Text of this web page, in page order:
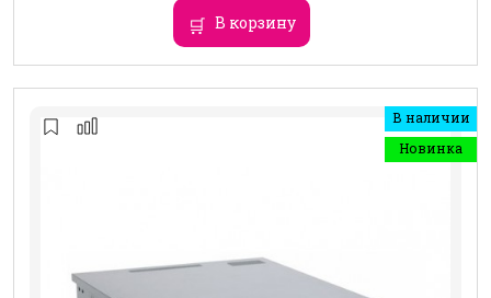
В корзину
В наличии
Новинка